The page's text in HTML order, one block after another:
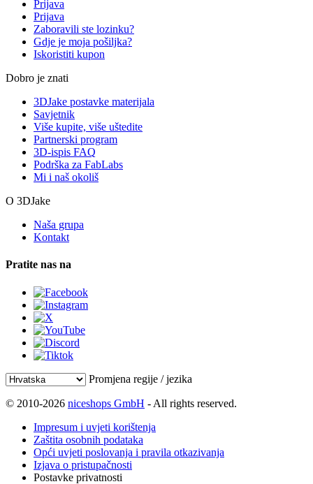
Prijava
Prijava
Zaboravili ste lozinku?
Gdje je moja pošiljka?
Iskoristiti kupon
Dobro je znati
3DJake postavke materijala
Savjetnik
Više kupite, više uštedite
Partnerski program
3D-ispis FAQ
Podrška za FabLabs
Mi i naš okoliš
O 3DJake
Naša grupa
Kontakt
Pratite nas na
Promjena regije / jezika
© 2010-2026 niceshops GmbH - All rights reserved.
Impresum i uvjeti korištenja
Zaštita osobnih podataka
Opći uvjeti poslovanja i pravila otkazivanja
Izjava o pristupačnosti
Postavke privatnosti